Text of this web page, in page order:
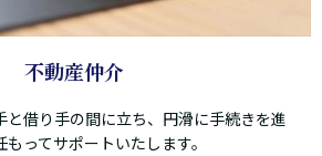
不動産仲介
借り手の間に立ち、円滑に手続きを進
ってサポートいたします。